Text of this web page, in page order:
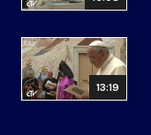
13:19